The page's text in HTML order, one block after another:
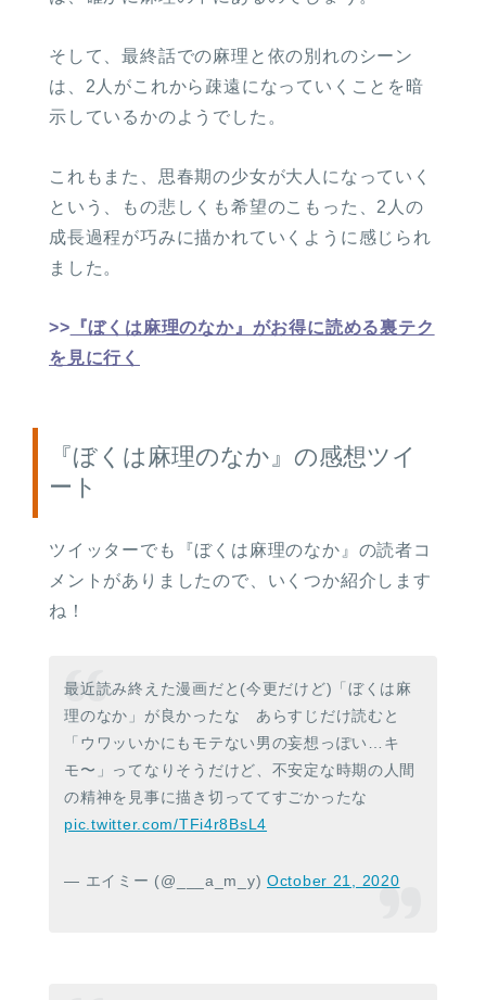
そして、最終話での麻理と依の別れのシーン
は、2人がこれから疎遠になっていくことを暗
示しているかのようでした。
これもまた、思春期の少女が大人になっていく
という、もの悲しくも希望のこもった、2人の
成長過程が巧みに描かれていくように感じられ
ました。
>> 『ぼくは麻理のなか』がお得に読める裏テク
を見に行く
『ぼくは麻理のなか』の感想ツイ
ート
ツイッターでも『ぼくは麻理のなか』の読者コ
メントがありましたので、いくつか紹介します
ね！
最近読み終えた漫画だと(今更だけど)「ぼくは麻
理のなか」が良かったな あらすじだけ読むと
「ウワッいかにもモテない男の妄想っぽい…キ
モ〜」ってなりそうだけど、不安定な時期の人間
の精神を見事に描き切っててすごかったな
pic.twitter.com/TFi4r8BsL4
— エイミー (@___a_m_y) October 21, 2020